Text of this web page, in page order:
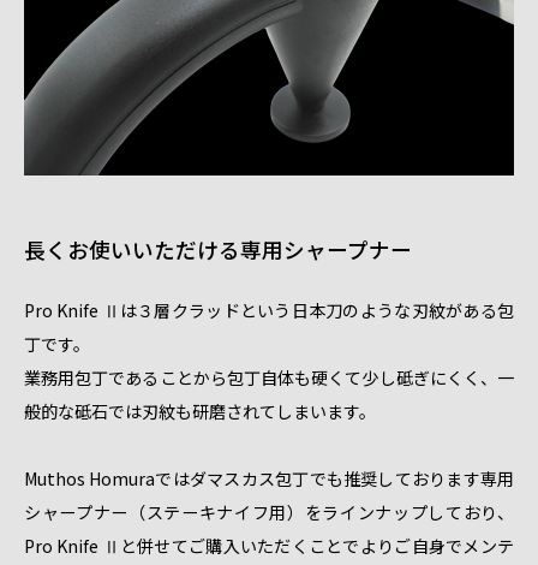
長くお使いいただける専用シャープナー
Pro Knife Ⅱは３層クラッドという日本刀のような刃紋がある包
丁です。
業務用包丁であることから包丁自体も硬くて少し砥ぎにくく、一
般的な砥石では刃紋も研磨されてしまいます。
Muthos Homuraではダマスカス包丁でも推奨しております専用
シャープナー（ステーキナイフ用）をラインナップしており、
Pro Knife Ⅱと併せてご購入いただくことでよりご自身でメンテ